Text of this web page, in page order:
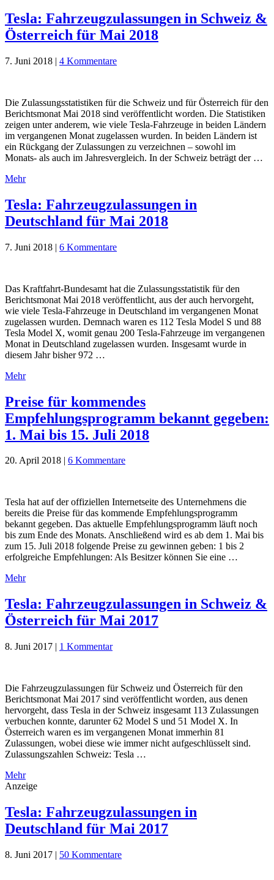
Tesla: Fahrzeugzulassungen in Schweiz &
Österreich für Mai 2018
7. Juni 2018 | 4 Kommentare
Die Zulassungsstatistiken für die Schweiz und für Österreich für den
Berichtsmonat Mai 2018 sind veröffentlicht worden. Die Statistiken
zeigen unter anderem, wie viele Tesla-Fahrzeuge in beiden Ländern
im vergangenen Monat zugelassen wurden. In beiden Ländern ist
ein Rückgang der Zulassungen zu verzeichnen – sowohl im
Monats- als auch im Jahresvergleich. In der Schweiz beträgt der …
Mehr
Tesla: Fahrzeugzulassungen in
Deutschland für Mai 2018
7. Juni 2018 | 6 Kommentare
Das Kraftfahrt-Bundesamt hat die Zulassungsstatistik für den
Berichtsmonat Mai 2018 veröffentlicht, aus der auch hervorgeht,
wie viele Tesla-Fahrzeuge in Deutschland im vergangenen Monat
zugelassen wurden. Demnach waren es 112 Tesla Model S und 88
Tesla Model X, womit genau 200 Tesla-Fahrzeuge im vergangenen
Monat in Deutschland zugelassen wurden. Insgesamt wurde in
diesem Jahr bisher 972 …
Mehr
Preise für kommendes
Empfehlungsprogramm bekannt gegeben:
1. Mai bis 15. Juli 2018
20. April 2018 | 6 Kommentare
Tesla hat auf der offiziellen Internetseite des Unternehmens die
bereits die Preise für das kommende Empfehlungsprogramm
bekannt gegeben. Das aktuelle Empfehlungsprogramm läuft noch
bis zum Ende des Monats. Anschließend wird es ab dem 1. Mai bis
zum 15. Juli 2018 folgende Preise zu gewinnen geben: 1 bis 2
erfolgreiche Empfehlungen: Als Besitzer können Sie eine …
Mehr
Tesla: Fahrzeugzulassungen in Schweiz &
Österreich für Mai 2017
8. Juni 2017 | 1 Kommentar
Die Fahrzeugzulassungen für Schweiz und Österreich für den
Berichtsmonat Mai 2017 sind veröffentlicht worden, aus denen
hervorgeht, dass Tesla in der Schweiz insgesamt 113 Zulassungen
verbuchen konnte, darunter 62 Model S und 51 Model X. In
Österreich waren es im vergangenen Monat immerhin 81
Zulassungen, wobei diese wie immer nicht aufgeschlüsselt sind.
Zulassungszahlen Schweiz: Tesla …
Mehr
Anzeige
Tesla: Fahrzeugzulassungen in
Deutschland für Mai 2017
8. Juni 2017 | 50 Kommentare